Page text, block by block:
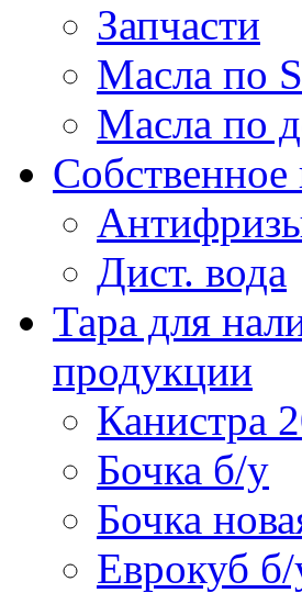
Запчасти
Масла по
Масла по
Собственное
Дист. вода
Тара для
продукции
Канистра
Бочка б/у
Бочка
Еврокуб